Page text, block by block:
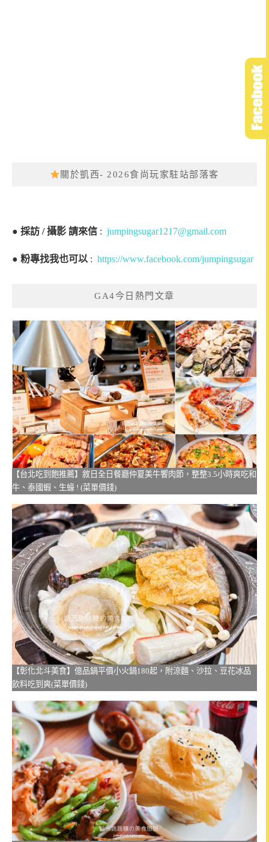
關於凱西- 2026食尚玩家駐站部落客
● 採訪 / 攝影 請來信 : jumpingsugar1217@gmail.com
● 粉專找我也可以 : https://www.facebook.com/jumpingsugar
GA4今日熱門文章
【台北吃到飽推薦】敘日全日餐廳仲夏美牛饗肉節，整整3.5小時爽吃和
牛、泰國蝦、生蠔 ! (菜單價錢)
【彰化北斗美食】億品鍋平價小火鍋180起，附涼麵、沙拉、豆花冰品
飲料吃到爽(菜單價錢)